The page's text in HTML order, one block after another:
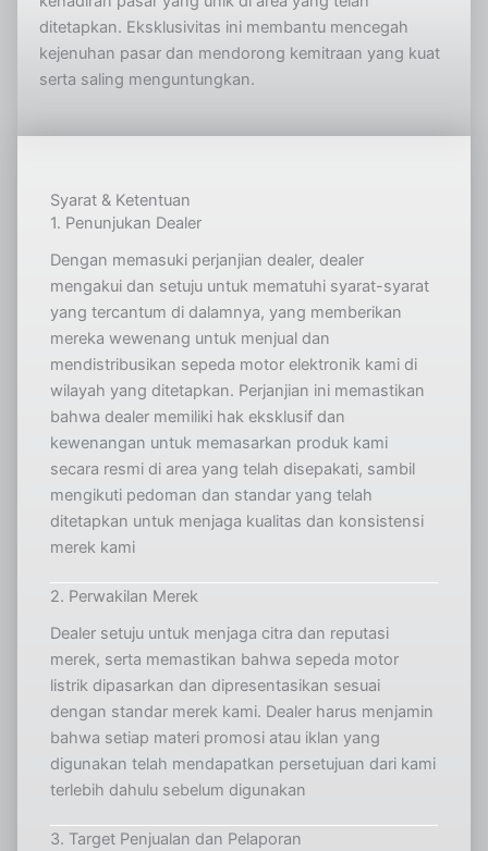
ditetapkan. Eksklusivitas ini membantu mencegah
kejenuhan pasar dan mendorong kemitraan yang kuat
serta saling menguntungkan.
Syarat & Ketentuan
1. Penunjukan Dealer
Dengan memasuki perjanjian dealer, dealer
mengakui dan setuju untuk mematuhi syarat-syarat
yang tercantum di dalamnya, yang memberikan
mereka wewenang untuk menjual dan
mendistribusikan sepeda motor elektronik kami di
wilayah yang ditetapkan. Perjanjian ini memastikan
bahwa dealer memiliki hak eksklusif dan
kewenangan untuk memasarkan produk kami
secara resmi di area yang telah disepakati, sambil
mengikuti pedoman dan standar yang telah
ditetapkan untuk menjaga kualitas dan konsistensi
merek kami
2. Perwakilan Merek
Dealer setuju untuk menjaga citra dan reputasi
merek, serta memastikan bahwa sepeda motor
listrik dipasarkan dan dipresentasikan sesuai
dengan standar merek kami. Dealer harus menjamin
bahwa setiap materi promosi atau iklan yang
digunakan telah mendapatkan persetujuan dari kami
terlebih dahulu sebelum digunakan
3. Target Penjualan dan Pelaporan